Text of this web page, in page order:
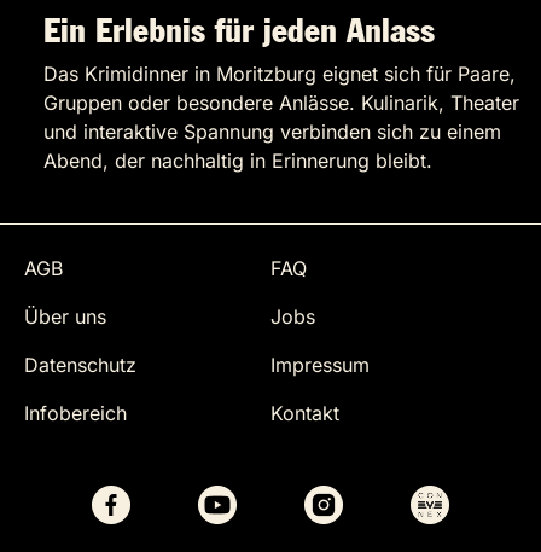
Ein Erlebnis für jeden Anlass
Das Krimidinner in Moritzburg eignet sich für Paare,
Gruppen oder besondere Anlässe. Kulinarik, Theater
und interaktive Spannung verbinden sich zu einem
Abend, der nachhaltig in Erinnerung bleibt.
AGB
FAQ
Über uns
Jobs
Datenschutz
Impressum
Infobereich
Kontakt